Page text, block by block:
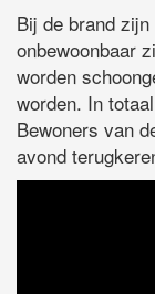
Bij de brand
onbewoonbaar
worden
worden. In
Bewoners van
avond